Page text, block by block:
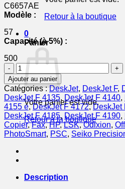
Retour à la boutique
0
Panier
Votre panier est vide.
Retour à la boutique
C6657AE
Modèle :
57
Capacité (à 5%) :
500
quantité
de
C6657AE
/
57
-
cartouche
de
marque
HP
-
Ajouter au panier
Catégories :DeskJet, DeskJet F,
DeskJet F 4135, DeskJet F 4140,
4155 e,DeskJet F 4172,DeskJet
DeskJet F 4185, DeskJet F 4190,
Copier,Fax,HP,LSK,Odixion,
PhotoSmart, PSC, Seiko
Description